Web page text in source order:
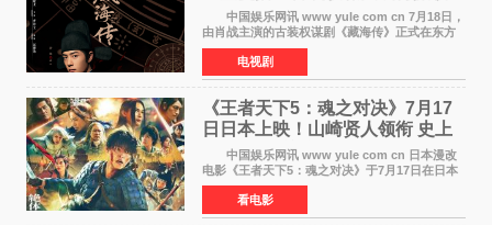
视热潮
中国娱乐网讯 www yule com cn 7月18日，
由肖战主演的古装权谋剧《藏海传》正式在东方
卫视上星复播，引发广泛关注。该剧此前已在网
络平台播出，凭借精良制作和紧凑剧情收获不俗
口碑，此次上
电视剧
《王者天下5：魂之对决》7月17
日日本上映！山崎贤人领衔 史上
最大“函谷关防卫战”
中国娱乐网讯 www yule com cn 日本漫改
电影《王者天下5：魂之对决》于7月17日在日本
全国上映。这部由佐藤信介执导、山崎贤人主演
的历史动作片，改编自原泰久同名人气漫画，继
续讲述信和漂
看电影